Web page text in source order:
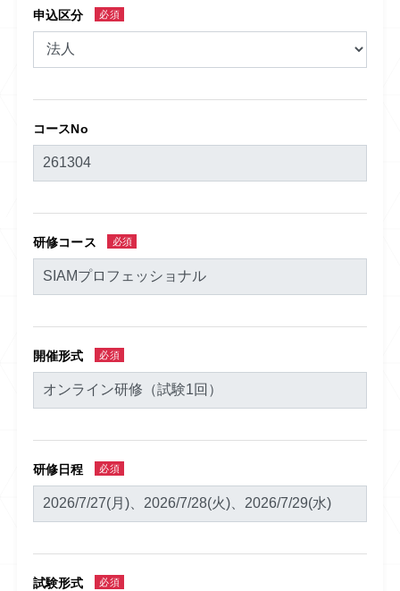
申込区分 必須
コースNo
研修コース 必須
開催形式 必須
研修日程 必須
試験形式 必須